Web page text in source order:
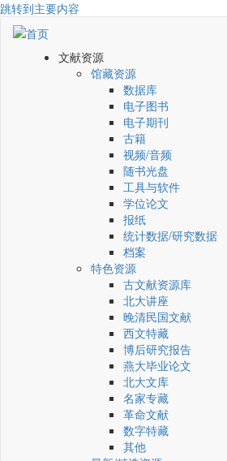
跳转到主要内容
文献资源
馆藏资源
数据库
电子图书
电子期刊
古籍
视频/音频
随书光盘
工具与软件
学位论文
报纸
统计数据/研究数据
档案
特色资源
古文献资源库
北大讲座
晚清民国文献
西文特藏
博后研究报告
燕大毕业论文
北大文库
名家专藏
革命文献
数字特藏
其他